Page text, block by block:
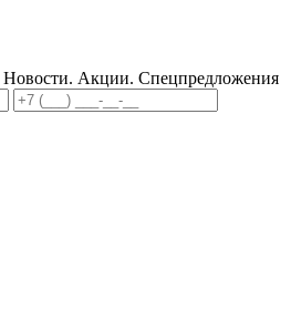
Новости. Акции. Спецпредложения